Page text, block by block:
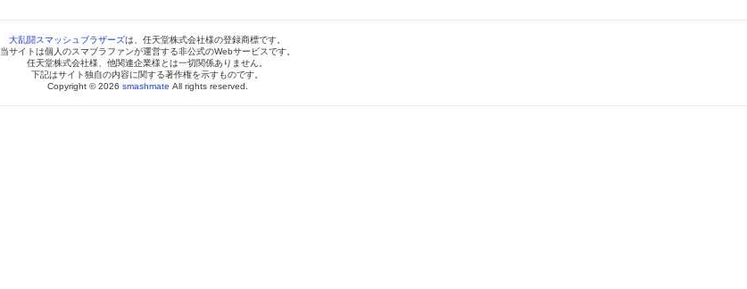
大乱闘スマッシュブラザーズは、任天堂株式会社様の登録商標です。
当サイトは個人のスマブラファンが運営する非公式のWebサービスです。
任天堂株式会社様、他関連企業様とは一切関係ありません。
下記はサイト独自の内容に関する著作権を示すものです。
Copyright © 2026 smashmate All rights reserved.